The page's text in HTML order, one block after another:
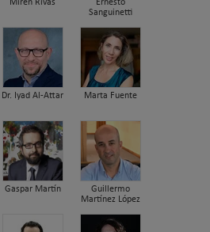
Miren Rivas
Ernesto
Sanguinetti
Dr. Iyad Al-Attar Marta Fuente
Gaspar Martín
Guillermo
Martínez López